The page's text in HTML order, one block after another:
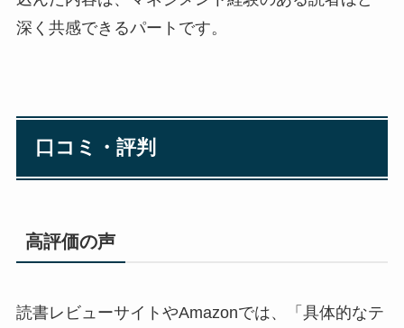
深く共感できるパートです。
口コミ・評判
高評価の声
読書レビューサイトやAmazonでは、「具体的なテ